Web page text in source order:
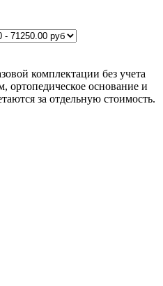
комплектации без учета
ортопедическое основание и
за отдельную стоимость.